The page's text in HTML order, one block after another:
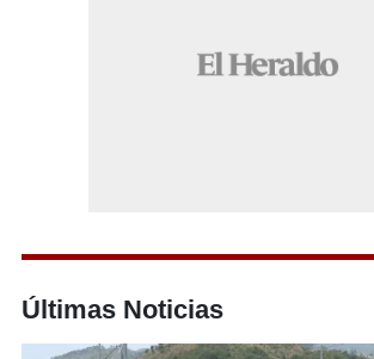
Últimas Noticias